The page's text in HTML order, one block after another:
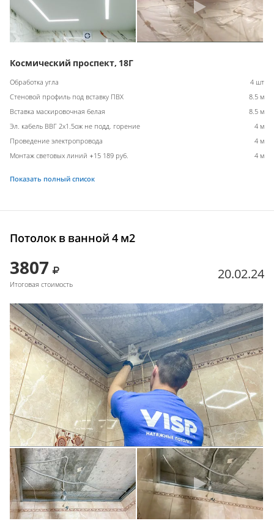
Космический проспект, 18Г
Обработка угла
4 шт
Стеновой профиль под вставку ПВХ
8.5 м
Вставка маскировочная белая
8.5 м
Эл. кабель ВВГ 2х1.5ож не подд. горение
4 м
Проведение электропровода
4 м
Монтаж световых линий +15 189 руб.
4 м
Показать полный список
Потолок в ванной 4 м2
3807
Итоговая стоимость
20.02.24